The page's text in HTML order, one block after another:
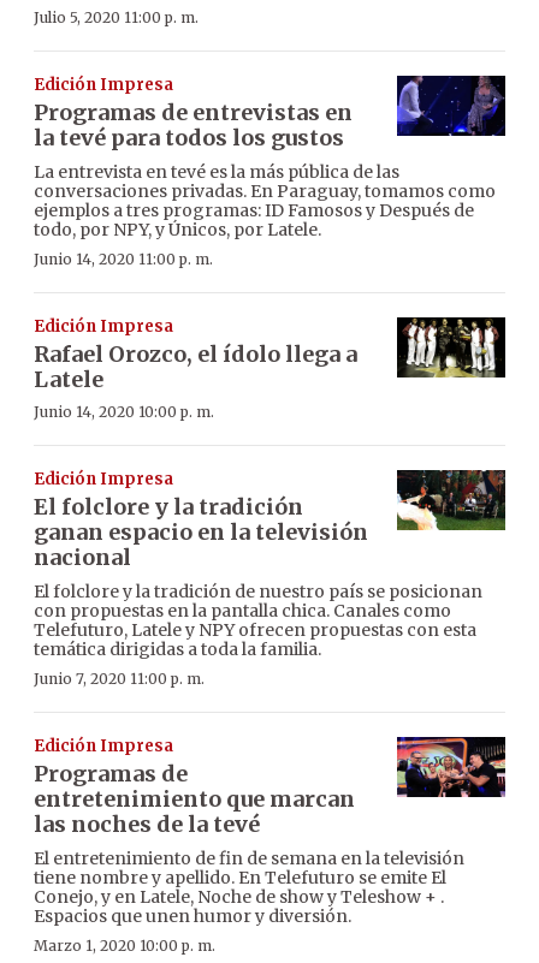
Julio 5, 2020 11:00 p. m.
Edición Impresa
Programas de entrevistas en
la tevé para todos los gustos
La entrevista en tevé es la más pública de las
conversaciones privadas. En Paraguay, tomamos como
ejemplos a tres programas: ID Famosos y Después de
todo, por NPY, y Únicos, por Latele.
Junio 14, 2020 11:00 p. m.
Edición Impresa
Rafael Orozco, el ídolo llega a
Latele
Junio 14, 2020 10:00 p. m.
Edición Impresa
El folclore y la tradición
ganan espacio en la televisión
nacional
El folclore y la tradición de nuestro país se posicionan
con propuestas en la pantalla chica. Canales como
Telefuturo, Latele y NPY ofrecen propuestas con esta
temática dirigidas a toda la familia.
Junio 7, 2020 11:00 p. m.
Edición Impresa
Programas de
entretenimiento que marcan
las noches de la tevé
El entretenimiento de fin de semana en la televisión
tiene nombre y apellido. En Telefuturo se emite El
Conejo, y en Latele, Noche de show y Teleshow + .
Espacios que unen humor y diversión.
Marzo 1, 2020 10:00 p. m.